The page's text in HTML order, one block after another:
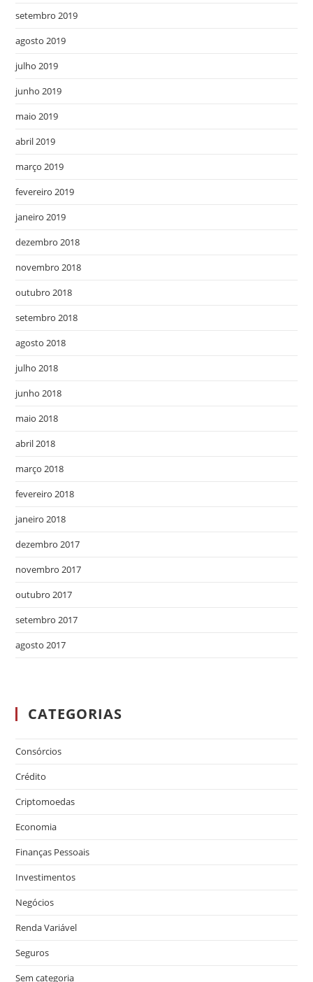
setembro 2019
agosto 2019
julho 2019
junho 2019
maio 2019
abril 2019
março 2019
fevereiro 2019
janeiro 2019
dezembro 2018
novembro 2018
outubro 2018
setembro 2018
agosto 2018
julho 2018
junho 2018
maio 2018
abril 2018
março 2018
fevereiro 2018
janeiro 2018
dezembro 2017
novembro 2017
outubro 2017
setembro 2017
agosto 2017
CATEGORIAS
Consórcios
Crédito
Criptomoedas
Economia
Finanças Pessoais
Investimentos
Negócios
Renda Variável
Seguros
Sem categoria